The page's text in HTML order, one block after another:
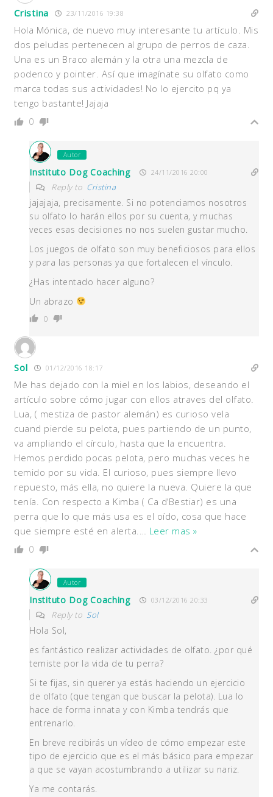
Cristina 23/11/2016 19:38
Hola Mónica, de nuevo muy interesante tu artículo. Mis
dos peludas pertenecen al grupo de perros de caza.
Una es un Braco alemán y la otra una mezcla de
podenco y pointer. Así que imagínate su olfato como
marca todas sus actividades! No lo ejercito pq ya
tengo bastante! Jajaja
0
Autor
Instituto Dog Coaching 24/11/2016 20:00
Reply to Cristina
jajajaja, precisamente. Si no potenciamos nosotros
su olfato lo harán ellos por su cuenta, y muchas
veces esas decisiones no nos suelen gustar mucho.
Los juegos de olfato son muy beneficiosos para ellos
y para las personas ya que fortalecen el vínculo.
¿Has intentado hacer alguno?
Un abrazo
0
Sol 01/12/2016 18:17
Me has dejado con la miel en los labios, deseando el
artículo sobre cómo jugar con ellos atraves del olfato.
Lua, ( mestiza de pastor alemán) es curioso vela
cuand pierde su pelota, pues partiendo de un punto,
va ampliando el círculo, hasta que la encuentra.
Hemos perdido pocas pelota, pero muchas veces he
temido por su vida. El curioso, pues siempre llevo
repuesto, más ella, no quiere la nueva. Quiere la que
tenía. Con respecto a Kimba ( Ca d’Bestiar) es una
perra que lo que más usa es el oído, cosa que hace
que siempre esté en alerta.
Leer mas »
0
Autor
Instituto Dog Coaching 03/12/2016 20:33
Reply to Sol
Hola Sol,
es fantástico realizar actividades de olfato. ¿por qué
temiste por la vida de tu perra?
Si te fijas, sin querer ya estás haciendo un ejercicio
de olfato (que tengan que buscar la pelota). Lua lo
hace de forma innata y con Kimba tendrás que
entrenarlo.
En breve recibirás un vídeo de cómo empezar este
tipo de ejercicio que es el más básico para empezar
a que se vayan acostumbrando a utilizar su nariz.
Ya me contarás.